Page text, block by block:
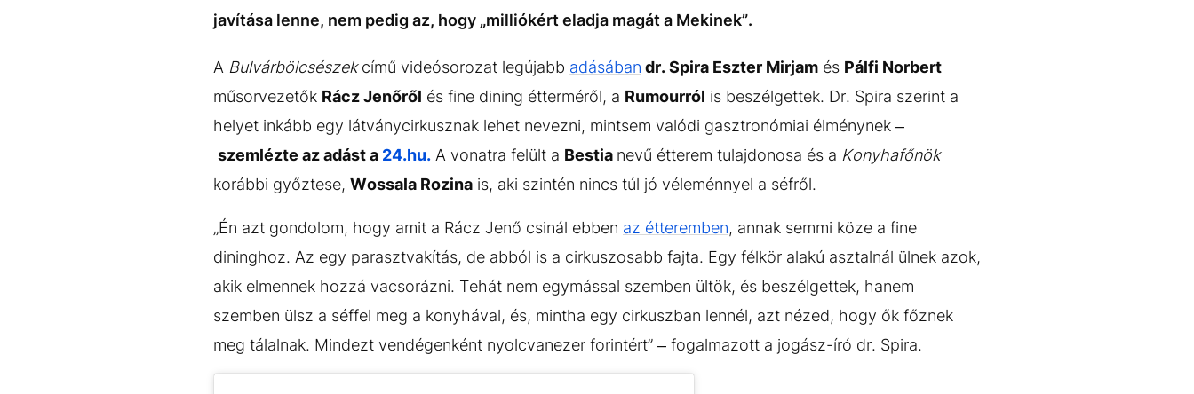
Kvíz Impresszum
javítása lenne, nem pedig az, hogy „milliókért eladja magát a Mekinek”.
A Bulvárbölcsészekcímű videósorozat legújabb adásában dr. Spira Eszter Mirjam és Pálfi Norbert
műsorvezetők Rácz Jenőről és fine dining étterméről, a Rumourról is beszélgettek. Dr. Spira szerint a
helyet inkább egy látványcirkusznak lehet nevezni, mintsem valódi gasztronómiai élménynek –
szemlézte az adást a 24.hu. A vonatra felült a Bestia nevű étterem tulajdonosa és a Konyhafőnök
korábbi győztese, Wossala Rozina is, aki szintén nincs túl jó véleménnyel a séfről.
„Én azt gondolom, hogy amit a Rácz Jenő csinál ebben az étteremben, annak semmi köze a fine
dininghoz. Az egy parasztvakítás, de abból is a cirkuszosabb fajta. Egy félkör alakú asztalnál ülnek azok,
akik elmennek hozzá vacsorázni. Tehát nem egymással szemben ültök, és beszélgettek, hanem
szemben ülsz a séffel meg a konyhával, és, mintha egy cirkuszban lennél, azt nézed, hogy ők főznek
meg tálalnak. Mindezt vendégenként nyolcvanezer forintért” – fogalmazott a jogász-író dr. Spira.